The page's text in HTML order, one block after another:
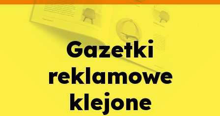
gazetki
reklamowe
klejone